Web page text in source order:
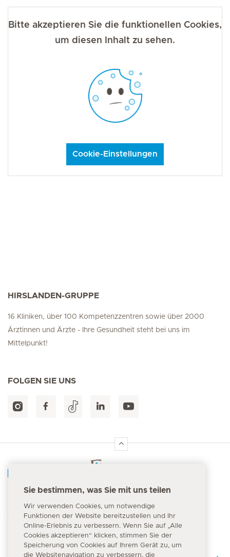
Bitte akzeptieren Sie die funktionellen Cookies,
um diesen Inhalt zu sehen.
Cookie-Einstellungen
HIRSLANDEN-GRUPPE
16 Kliniken, über 100 Kompetenzzentren sowie über 2000
Ärztinnen und Ärzte - Ihre Gesundheit steht bei uns im
Mittelpunkt!
FOLGEN SIE UNS
Notfallnummer
144
Sie bestimmen, was Sie mit uns teilen
Wir verwenden Cookies, um notwendige
Funktionen der Website bereitzustellen und Ihr
Online-Erlebnis zu verbessern. Wenn Sie auf „Alle
Cookies akzeptieren“ klicken, stimmen Sie der
Speicherung von Cookies auf Ihrem Gerät zu, um
die Websitenavigation zu verbessern, die